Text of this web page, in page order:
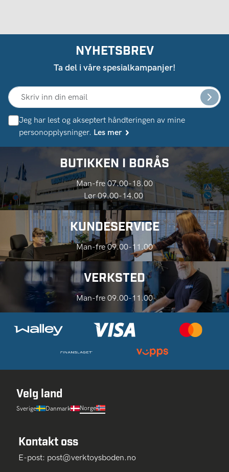
NYHETSBREV
Ta del i våre spesialkampanjer!
Jeg har lest og akseptert håndteringen av mine
personopplysninger. Les mer
BUTIKKEN I BORÅS
Man-fre 07.00-18.00
Lør 09.00-14.00
KUNDESERVICE
Man-fre 09.00-11.00
VERKSTED
Man-fre 09.00-11.00
Velg land
Sverige Danmark Norge
Kontakt oss
E-post: post@verktoysboden.no